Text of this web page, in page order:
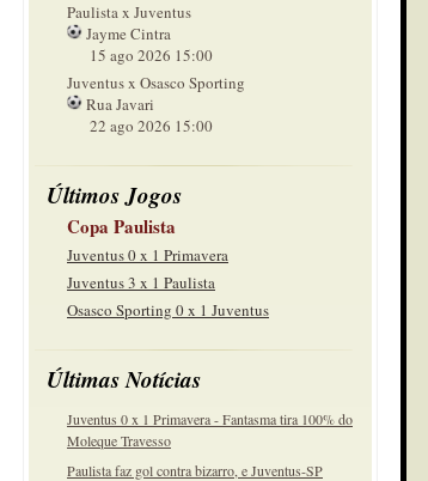
Paulista x Juventus
Jayme Cintra
15 ago 2026 15:00
Juventus x Osasco Sporting
Rua Javari
22 ago 2026 15:00
Últimos Jogos
Copa Paulista
Juventus 0 x 1 Primavera
Juventus 3 x 1 Paulista
Osasco Sporting 0 x 1 Juventus
Últimas Notícias
Juventus 0 x 1 Primavera - Fantasma tira 100% do
Moleque Travesso
Paulista faz gol contra bizarro, e Juventus-SP